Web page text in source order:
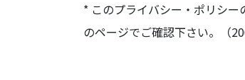
* このプライバシー・ポリシ
のページでご確認下さい。（